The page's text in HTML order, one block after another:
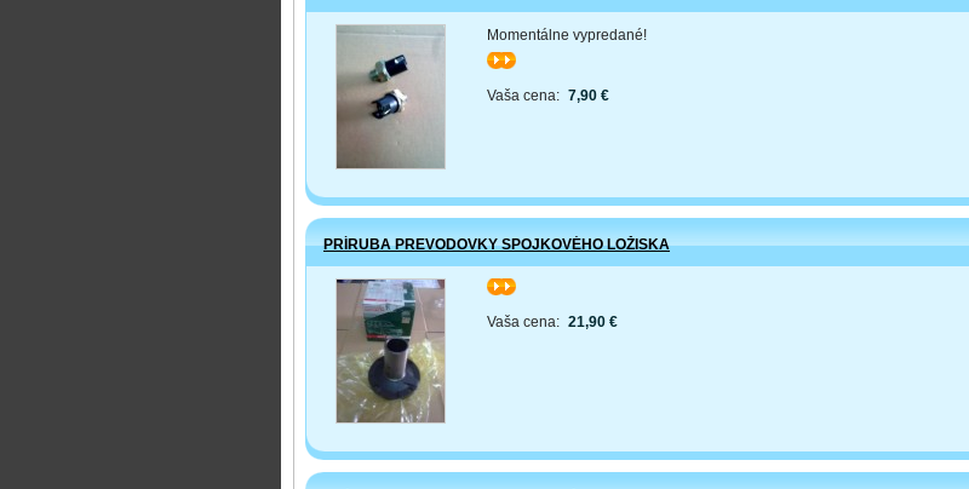
Momentálne vypredané!
>>
Vaša cena: 7,90 €
PRÍRUBA PREVODOVKY SPOJKOVÉHO LOŽISKA
>>
Vaša cena: 21,90 €